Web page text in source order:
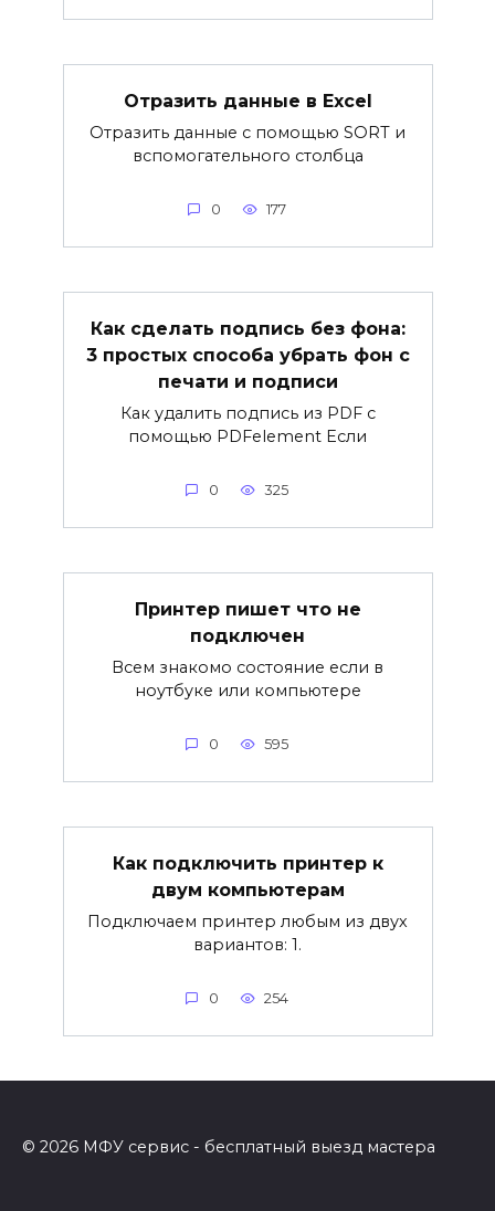
Отразить данные в Excel
Отразить данные с помощью SORT и
вспомогательного столбца
0 177
Как сделать подпись без фона:
3 простых способа убрать фон с
печати и подписи
Как удалить подпись из PDF с
помощью PDFelement Если
0 325
Принтер пишет что не
подключен
Всем знакомо состояние если в
ноутбуке или компьютере
0 595
Как подключить принтер к
двум компьютерам
Подключаем принтер любым из двух
вариантов: 1.
0 254
© 2026 МФУ сервис - бесплатный выезд мастера